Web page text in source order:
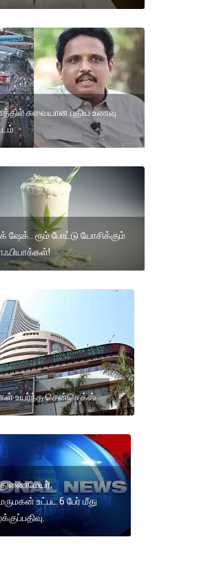
சுவையான புதிய உணவு
ஷேக்.. ரூம் போட்டு யோசிக்கும்
உயர்ந்த சென்செக்ஸ்
உட்பட 6 பேர் மீது